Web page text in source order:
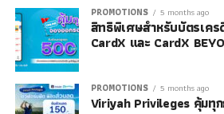
PROMOTIONS 5 months ago
สิทธิพิเศษสำหรับบัตรเคร
CardX และ CardX
PROMOTIONS 5 months ago
Viriyah Privileges คุ้มทุ